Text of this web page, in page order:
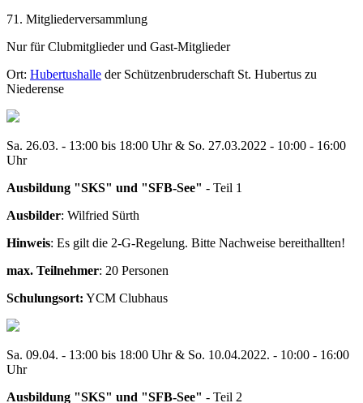
71. Mitgliederversammlung
Nur für Clubmitglieder und Gast-Mitglieder
Ort: Hubertushalle der Schützenbruderschaft St. Hubertus zu
Niederense
Sa. 26.03. - 13:00 bis 18:00 Uhr & So. 27.03.2022 - 10:00 - 16:00
Uhr
Ausbildung "SKS" und "SFB-See" - Teil 1
Ausbilder: Wilfried Sürth
Hinweis: Es gilt die 2-G-Regelung. Bitte Nachweise bereithallten!
max. Teilnehmer: 20 Personen
Schulungsort: YCM Clubhaus
Sa. 09.04. - 13:00 bis 18:00 Uhr & So. 10.04.2022. - 10:00 - 16:00
Uhr
Ausbildung "SKS" und "SFB-See" - Teil 2